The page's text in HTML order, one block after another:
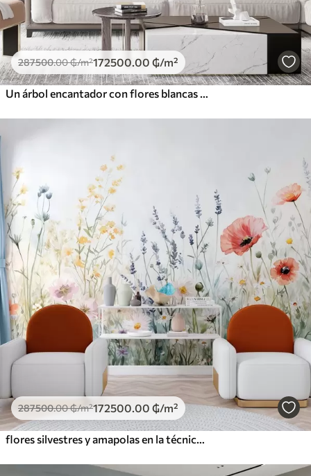
287500.00₲/m²172500 .00 ₲/m²
287500.00₲/m²172500 .00 ₲/m²